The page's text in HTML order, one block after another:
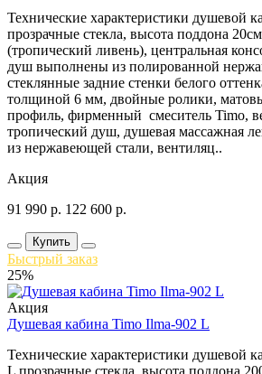
Технические характеристики душевой
прозрачные стекла, высота поддона
(тропический ливень), центральная
душ выполнены из полированной
стеклянные задние стенки белого
толщиной 6 мм, двойные ролики,
профиль, фирменный смеситель Timo,
тропический душ, душевая массажная
из нержавеющей стали, вентиляц..
Акция
91 990 р. 122 600 р.
Купить
Быстрый заказ
25%
Акция
Душевая кабина Timo Ilma-902 L
Технические характеристики душевой
L прозрачные стекла, высота поддона